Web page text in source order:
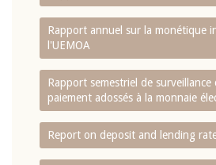
Rapport annuel sur la monétique
l'UEMOA
Rapport semestriel de surveillance
paiement adossés à la monnaie
Report on deposit and lending